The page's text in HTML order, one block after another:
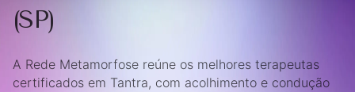
(SP)
A Rede Metamorfose reúne os melhores terapeutas
certificados em Tantra, com acolhimento e condução